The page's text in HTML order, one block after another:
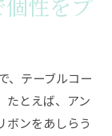
性をプ
、テーブルコー
たとえば、アン
ボンをあしらう